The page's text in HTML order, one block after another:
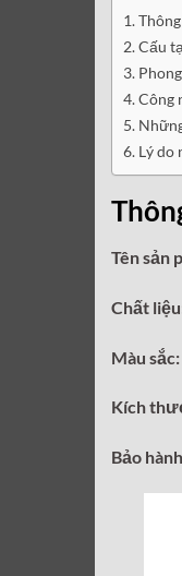
Cấu
Công
Lý do
Tên sản
Chất
Màu sắc:
Kích
Bảo